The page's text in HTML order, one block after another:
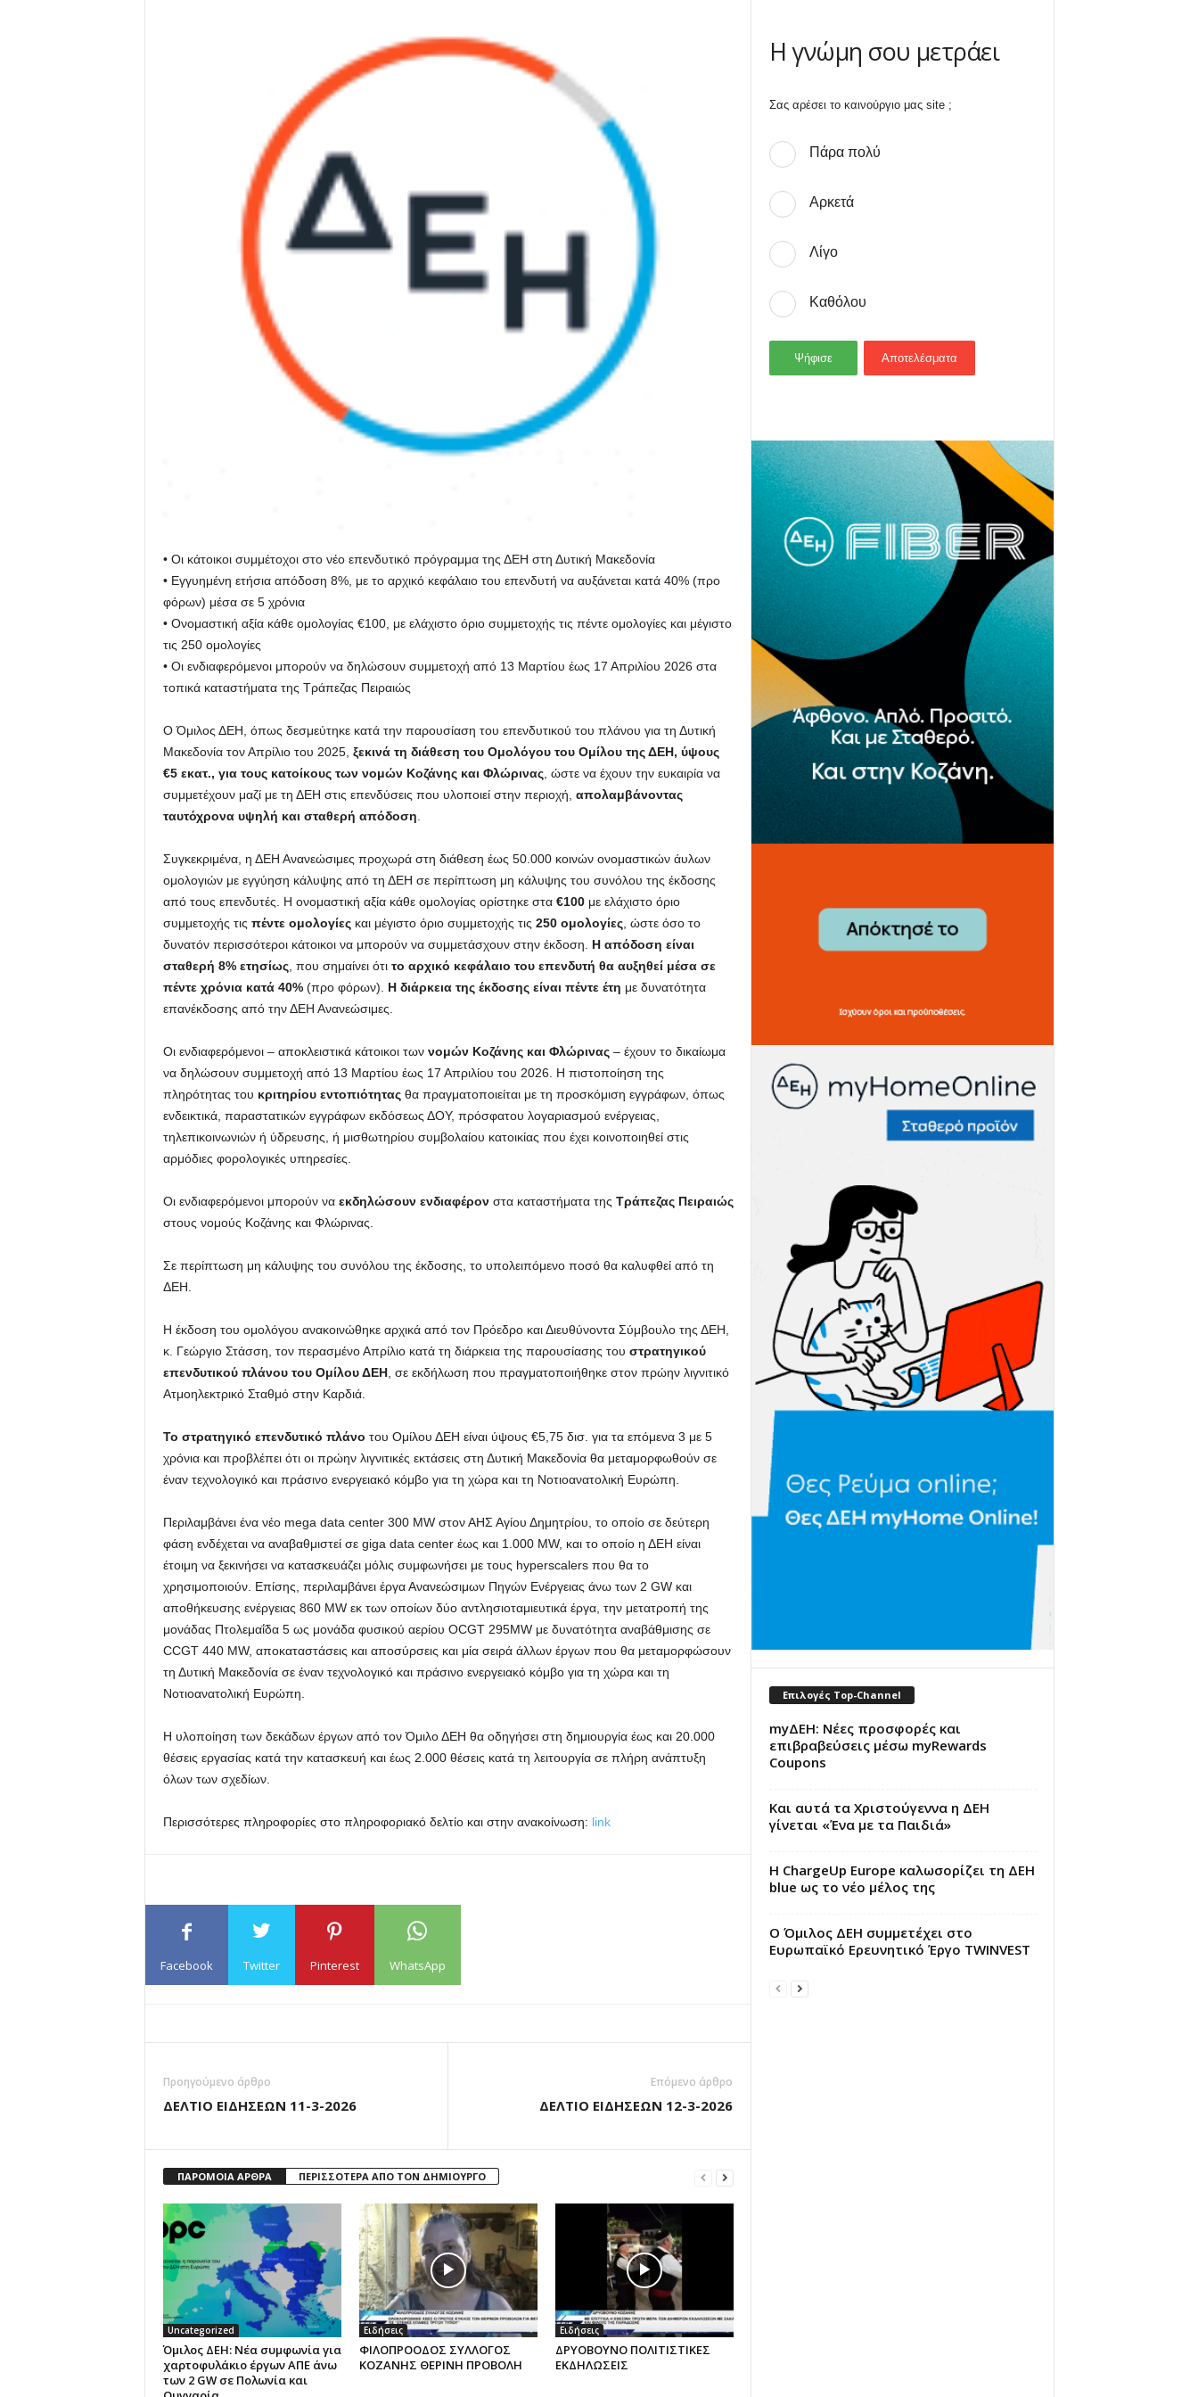
• Οι κάτοικοι συμμέτοχοι στο νέο επενδυτικό πρόγραμμα της ΔΕΗ στη Δυτική Μακεδονία
• Εγγυημένη ετήσια απόδοση 8%, με το αρχικό κεφάλαιο του επενδυτή να αυξάνεται κατά 40% (προ
φόρων) μέσα σε 5 χρόνια
• Ονομαστική αξία κάθε ομολογίας €100, με ελάχιστο όριο συμμετοχής τις πέντε ομολογίες και μέγιστο
τις 250 ομολογίες
• Οι ενδιαφερόμενοι μπορούν να δηλώσουν συμμετοχή από 13 Μαρτίου έως 17 Απριλίου 2026 στα
τοπικά καταστήματα της Τράπεζας Πειραιώς
Ο Όμιλος ΔΕΗ, όπως δεσμεύτηκε κατά την παρουσίαση του επενδυτικού του πλάνου για τη Δυτική
Μακεδονία τον Απρίλιο του 2025, ξεκινά τη διάθεση του Ομολόγου του Ομίλου της ΔΕΗ, ύψους
€5 εκατ., για τους κατοίκους των νομών Κοζάνης και Φλώρινας, ώστε να έχουν την ευκαιρία να
συμμετέχουν μαζί με τη ΔΕΗ στις επενδύσεις που υλοποιεί στην περιοχή, απολαμβάνοντας
ταυτόχρονα υψηλή και σταθερή απόδοση
Συγκεκριμένα, η ΔΕΗ Ανανεώσιμες προχωρά στη διάθεση έως 50.000 κοινών ονομαστικών άυλων
ομολογιών με εγγύηση κάλυψης από τη ΔΕΗ σε περίπτωση μη κάλυψης του συνόλου της έκδοσης
από τους επενδυτές. Η ονομαστική αξία κάθε ομολογίας ορίστηκε στα €100με ελάχιστο όριο
συμμετοχής τις πέντε ομολογίεςκαι μέγιστο όριο συμμετοχής τις 250 ομολογίες, ώστε όσο το
δυνατόν περισσότεροι κάτοικοι να μπορούν να συμμετάσχουν στην έκδοση. Η απόδοση είναι
σταθερή 8% ετησίως, που σημαίνει ότι το αρχικό κεφάλαιο του επενδυτή θα αυξηθεί μέσα σε
πέντε χρόνια κατά 40% (προ φόρων). Η διάρκεια της έκδοσης είναι πέντε έτη με δυνατότητα
επανέκδοσης από την ΔΕΗ Ανανεώσιμες.
Οι ενδιαφερόμενοι – αποκλειστικά κάτοικοι των νομών Κοζάνης και Φλώρινας– έχουν το δικαίωμα
να δηλώσουν συμμετοχή από 13 Μαρτίου έως 17 Απριλίου του 2026. Η πιστοποίηση της
πληρότητας του κριτηρίου εντοπιότηταςθα πραγματοποιείται με τη προσκόμιση εγγράφων, όπως
ενδεικτικά, παραστατικών εγγράφων εκδόσεως ΔΟΥ, πρόσφατου λογαριασμού ενέργειας,
τηλεπικοινωνιών ή ύδρευσης, ή μισθωτηρίου συμβολαίου κατοικίας που έχει κοινοποιηθεί στις
αρμόδιες φορολογικές υπηρεσίες.
Οι ενδιαφερόμενοι μπορούν να εκδηλώσουν ενδιαφέρονστα καταστήματα της Τράπεζας Πειραιώς
στους νομούς Κοζάνης και Φλώρινας.
Σε περίπτωση μη κάλυψης του συνόλου της έκδοσης, το υπολειπόμενο ποσό θα καλυφθεί από τη
ΔΕΗ.
Η έκδοση του ομολόγου ανακοινώθηκε αρχικά από τον Πρόεδρο και Διευθύνοντα Σύμβουλο της ΔΕΗ,
κ. Γεώργιο Στάσση, τον περασμένο Απρίλιο κατά τη διάρκεια της παρουσίασης του στρατηγικού
επενδυτικού πλάνου του Ομίλου ΔΕΗ, σε εκδήλωση που πραγματοποιήθηκε στον πρώην λιγνιτικό
Ατμοηλεκτρικό Σταθμό στην Καρδιά.
Το στρατηγικό επενδυτικό πλάνο του Ομίλου ΔΕΗ είναι ύψους €5,75 δισ. για τα επόμενα 3 με 5
χρόνια και προβλέπει ότι οι πρώην λιγνιτικές εκτάσεις στη Δυτική Μακεδονία θα μεταμορφωθούν σε
έναν τεχνολογικό και πράσινο ενεργειακό κόμβο για τη χώρα και τη Νοτιοανατολική Ευρώπη.
Περιλαμβάνει ένα νέο mega data center 300 MW στον ΑΗΣ Αγίου Δημητρίου, το οποίο σε δεύτερη
φάση ενδέχεται να αναβαθμιστεί σε giga data center έως και 1.000 ΜW, και το οποίο η ΔΕΗ είναι
έτοιμη να ξεκινήσει να κατασκευάζει μόλις συμφωνήσει με τους hyperscalers που θα το
χρησιμοποιούν. Επίσης, περιλαμβάνει έργα Ανανεώσιμων Πηγών Ενέργειας άνω των 2 GW και
αποθήκευσης ενέργειας 860 MW εκ των οποίων δύο αντλησιοταμιευτικά έργα, την μετατροπή της
μονάδας Πτολεμαΐδα 5 ως μονάδα φυσικού αερίου OCGT 295MW με δυνατότητα αναβάθμισης σε
CCGT 440 MW, αποκαταστάσεις και αποσύρσεις και μία σειρά άλλων έργων που θα μεταμορφώσουν
τη Δυτική Μακεδονία σε έναν τεχνολογικό και πράσινο ενεργειακό κόμβο για τη χώρα και τη
Νοτιοανατολική Ευρώπη.
Η υλοποίηση των δεκάδων έργων από τον Όμιλο ΔΕΗ θα οδηγήσει στη δημιουργία έως και 20.000
θέσεις εργασίας κατά την κατασκευή και έως 2.000 θέσεις κατά τη λειτουργία σε πλήρη ανάπτυξη
όλων των σχεδίων.
Περισσότερες πληροφορίες στο πληροφοριακό δελτίο και στην ανακοίνωση: link
Facebook Twitter Pinterest WhatsApp
Προηγούμενο άρθρο
ΔΕΛΤΙΟ ΕΙΔΗΣΕΩΝ 11-3-2026
Επόμενο άρθρο
ΔΕΛΤΙΟ ΕΙΔΗΣΕΩΝ 12-3-2026
ΠΑΡΟΜΟΙΑ ΑΡΘΡΑ ΠΕΡΙΣΣΟΤΕΡΑ ΑΠΟ ΤΟΝ ΔΗΜΙΟΥΡΓΟ
Uncategorized
Όμιλος ΔΕΗ: Νέα συμφωνία για
χαρτοφυλάκιο έργων ΑΠΕ άνω
των 2 GW σε Πολωνία και
Ειδήσεις
ΦΙΛΟΠΡΟΟΔΟΣ ΣΥΛΛΟΓΟΣ
ΚΟΖΑΝΗΣ ΘΕΡΙΝΗ ΠΡΟΒΟΛΗ
Ειδήσεις
ΔΡΥΟΒΟΥΝΟ ΠΟΛΙΤΙΣΤΙΚΕΣ
ΕΚΔΗΛΩΣΕΙΣ
Η γνώμη σου μετράει
Σας αρέσει το καινούργιο μας site ;
Πάρα πολύ
Αρκετά
Λίγο
Καθόλου
Ψήφισε Αποτελέσματα
- Advertisement -
Επιλογές Top-Channel
myΔΕΗ: Νέες προσφορές και
επιβραβεύσεις μέσω myRewards
Coupons
Και αυτά τα Χριστούγεννα η ΔΕΗ
γίνεται «Ένα με τα Παιδιά»
Η ChargeUp Europe καλωσορίζει τη ΔΕΗ
blue ως το νέο μέλος της
Ο Όμιλος ΔΕΗ συμμετέχει στο
Ευρωπαϊκό Ερευνητικό Έργο TWINVEST